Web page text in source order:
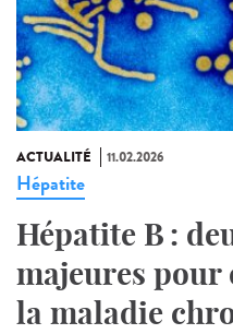
ACTUALITÉ 11.02.2026
Hépatite
Hépatite B :
majeures pour
la maladie